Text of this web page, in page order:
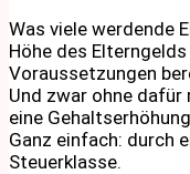
Was viele werdende
Höhe des
Voraussetzungen
Und zwar ohne dafür
eine
Ganz einfach: durch
Steuerklasse.